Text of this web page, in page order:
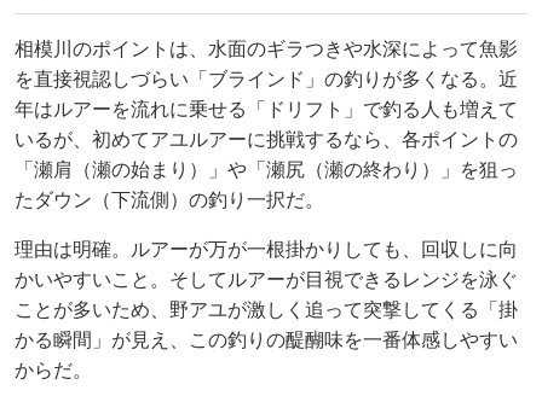
相模川のポイントは、水面のギラつきや水深によって魚影
を直接視認しづらい「ブラインド」の釣りが多くなる。近
年はルアーを流れに乗せる「ドリフト」で釣る人も増えて
いるが、初めてアユルアーに挑戦するなら、各ポイントの
「瀬肩（瀬の始まり）」や「瀬尻（瀬の終わり）」を狙っ
たダウン（下流側）の釣り一択だ。
理由は明確。ルアーが万が一根掛かりしても、回収しに向
かいやすいこと。そしてルアーが目視できるレンジを泳ぐ
ことが多いため、野アユが激しく追って突撃してくる「掛
かる瞬間」が見え、この釣りの醍醐味を一番体感しやすい
からだ。